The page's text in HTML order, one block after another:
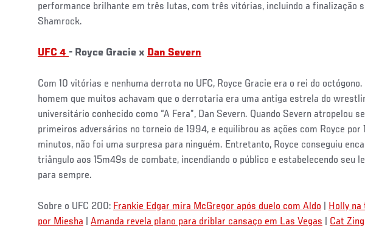
performance brilhante em três lutas, com três vitórias, incluindo a finalização
Shamrock.
UFC 4 - Royce Gracie x Dan Severn
Com 10 vitórias e nenhuma derrota no UFC, Royce Gracie era o rei do octógono.
homem que muitos achavam que o derrotaria era uma antiga estrela do
universitário conhecido como “A Fera”, Dan Severn. Quando Severn atropelou
primeiros adversários no torneio de 1994, e equilibrou as ações com Royce por
minutos, não foi uma surpresa para ninguém. Entretanto, Royce conseguiu
triângulo aos 15m49s de combate, incendiando o público e estabelecendo seu
para sempre.
Sobre o UFC 200: Frankie Edgar mira McGregor após duelo com Aldo
Holly na
por Miesha
Amanda revela plano para driblar cansaço em Las Vegas
Cat